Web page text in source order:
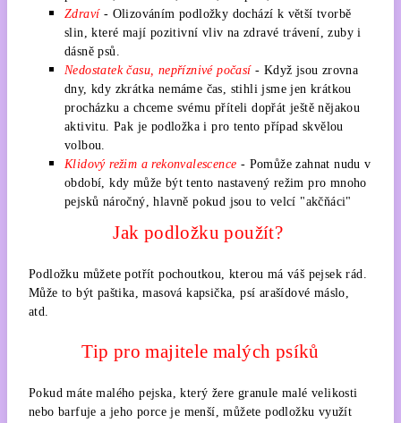
Zdraví- Olizováním podložky dochází k větší tvorbě
slin, které mají pozitivní vliv na zdravé trávení, zuby i
dásně psů.
Nedostatek času, nepříznivé počasí- Když jsou zrovna
dny, kdy zkrátka nemáme čas, stihli jsme jen krátkou
procházku a chceme svému příteli dopřát ještě nějakou
aktivitu. Pak je podložka i pro tento případ skvělou
volbou.
Klidový režim a rekonvalescence - Pomůže zahnat nudu v
období, kdy může být tento nastavený režim pro mnoho
pejsků náročný, hlavně pokud jsou to velcí "akčňáci"
Jak podložku použít?
Podložku můžete potřít pochoutkou, kterou má váš pejsek rád.
Může to být paštika, masová kapsička, psí arašídové máslo,
atd.
Tip pro majitele malých psíků
Pokud máte malého pejska, který žere granule malé velikosti
nebo barfuje a jeho porce je menší, můžete podložku využít